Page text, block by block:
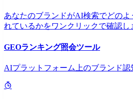
あなたのブランドがAI検索でどのよ
れているかをワンクリックで確認し
GEOランキング照会ツール
AIプラットフォーム上のブランド認